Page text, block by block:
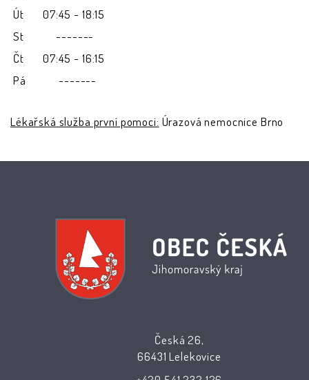
Út
07:45 - 18:15
St
-------
Čt
07:45 - 16:15
Pá
-------
Lékařská služba první pomoci: Úrazová nemocnice Brno
Česká 26,
66431 Lelekovice